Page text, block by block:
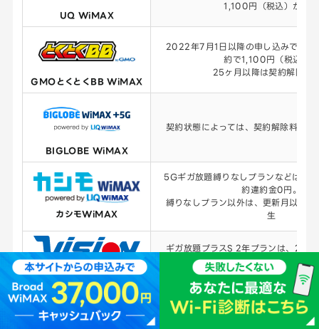
UQ WiMAX
1,100円（税込）が発生
GMOとくとくBB WiMAX
2022年7月1日以降の申し込みでは、
約で1,100円（税込）。
25ヶ月以降は契約解除料
BIGLOBE WiMAX
契約状態によっては、契約解除料がか
カシモWiMAX
5Gギガ放題縛りなしプランなどは、
約違約金0円。
縛りなしプラン以外は、更新月以外で
生
Vision WiMAX
ギガ放題プラスS 2年プランは、24ヶ
3,751円（税込）。
25ヶ月目以降は0円。フリープ
最新端末購入プランは解約
2024年7月7日以前の2年契約プラ